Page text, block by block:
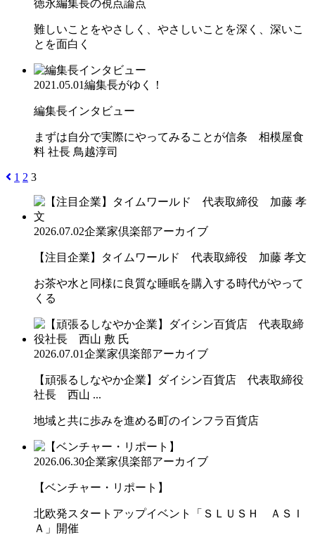
徳永編集長の視点論点
難しいことをやさしく、やさしいことを深く、深いこ
とを面白く
2021.05.01編集長がゆく！
編集長インタビュー
まずは自分で実際にやってみることが信条 相模屋食
料 社長 鳥越淳司
1 2 3
2026.07.02企業家倶楽部アーカイブ
【注目企業】タイムワールド 代表取締役 加藤 孝文
お茶や水と同様に良質な睡眠を購入する時代がやって
くる
2026.07.01企業家倶楽部アーカイブ
【頑張るしなやか企業】ダイシン百貨店 代表取締役
社長 西山 ...
地域と共に歩みを進める町のインフラ百貨店
2026.06.30企業家倶楽部アーカイブ
【ベンチャー・リポート】
北欧発スタートアップイベント「ＳＬＵＳＨ ＡＳＩ
Ａ」開催